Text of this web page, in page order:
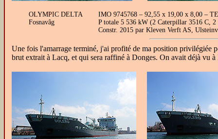
OLYMPIC DELTA
Fosnavâg
IMO 9745768 – 92,55 x 19,00 x 8,00 –
P totale 5 536 kW (2 Caterpillar 3516 C,
Constr. 2015 par Kleven Verft AS,
Une fois l'amarrage terminé, j'ai profité de ma position privilégiée
brut extrait à Lacq, et qui sera raffiné à Donges. On avait déjà vu